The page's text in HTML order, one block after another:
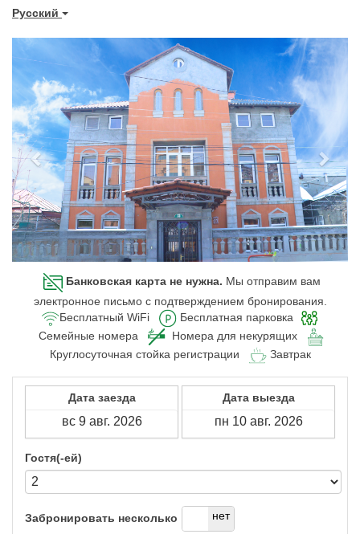
Pусский
Previous Next
Банковская карта не нужна. Мы отправим вам
электронное письмо с подтверждением бронирования.
Бесплатный WiFi
Бесплатная парковка
Семейные номера
Номера для некурящих
Круглосуточная стойка регистрации
Завтрак
Дата заезда Дата выезда
Гостя(-ей)
Забронировать несколько
да нет